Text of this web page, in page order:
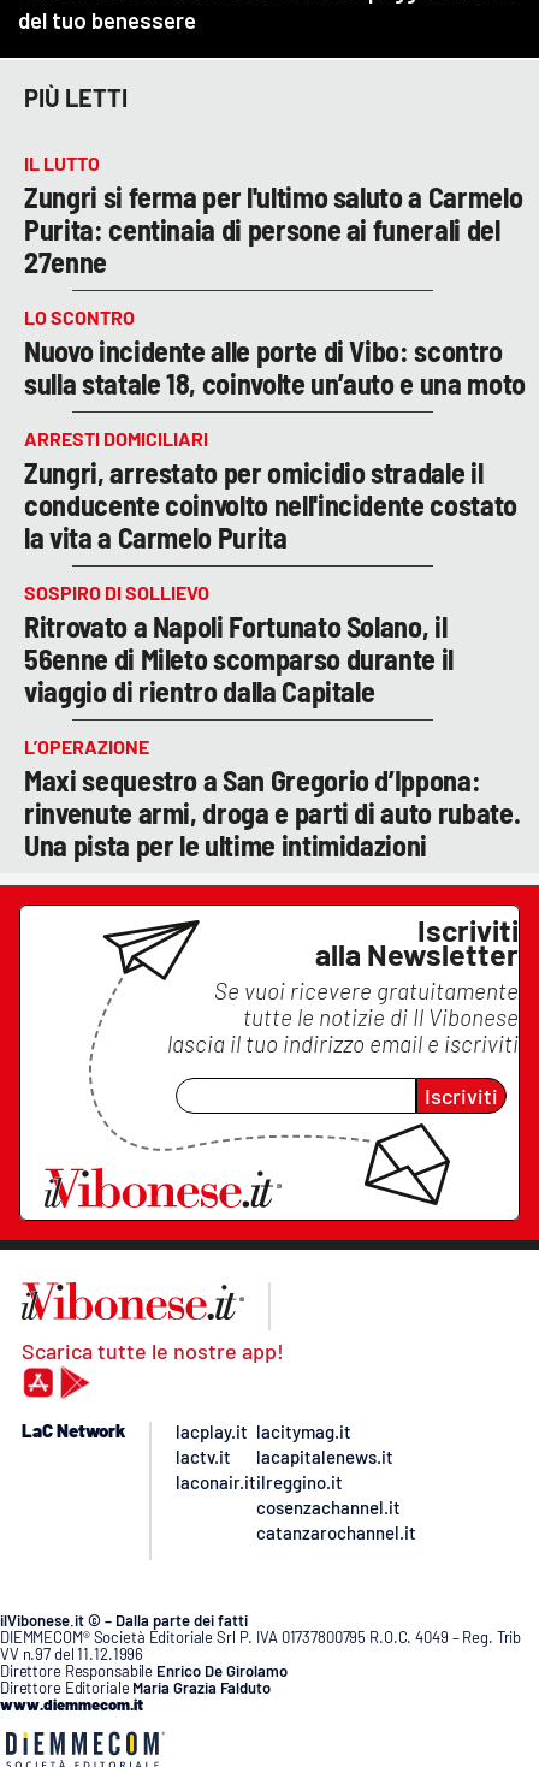
PIÙ LETTI
IL LUTTO
Zungri si ferma per l'ultimo saluto a Carmelo
Purita: centinaia di persone ai funerali del
27enne
LO SCONTRO
Nuovo incidente alle porte di Vibo: scontro
sulla statale 18, coinvolte un’auto e una moto
ARRESTI DOMICILIARI
Zungri, arrestato per omicidio stradale il
conducente coinvolto nell'incidente costato
la vita a Carmelo Purita
SOSPIRO DI SOLLIEVO
Ritrovato a Napoli Fortunato Solano, il
56enne di Mileto scomparso durante il
viaggio di rientro dalla Capitale
L’OPERAZIONE
Maxi sequestro a San Gregorio d’Ippona:
rinvenute armi, droga e parti di auto rubate.
Una pista per le ultime intimidazioni
Iscriviti
alla Newsletter
Se vuoi ricevere gratuitamente
tutte le notizie di Il Vibonese
lascia il tuo indirizzo email e iscriviti
Iscriviti
Scarica tutte le nostre app!
LaC Network
lacplay.it
lactv.it
laconair.it
lacitymag.it
lacapitalenews.it
ilreggino.it
cosenzachannel.it
catanzarochannel.it
ilVibonese.it © – Dalla parte dei fatti
DIEMMECOM® Società Editoriale Srl P. IVA 01737800795 R.O.C. 4049 – Reg. Trib
VV n.97 del 11.12.1996
Direttore Responsabile Enrico De Girolamo
Direttore Editoriale Maria Grazia Falduto
www.diemmecom.it